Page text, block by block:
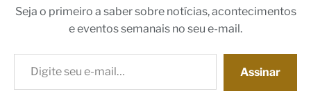
Seja o primeiro a saber sobre notícias, acontecimentos
e eventos semanais no seu e-mail.
Digite seu e-mail…
Assinar